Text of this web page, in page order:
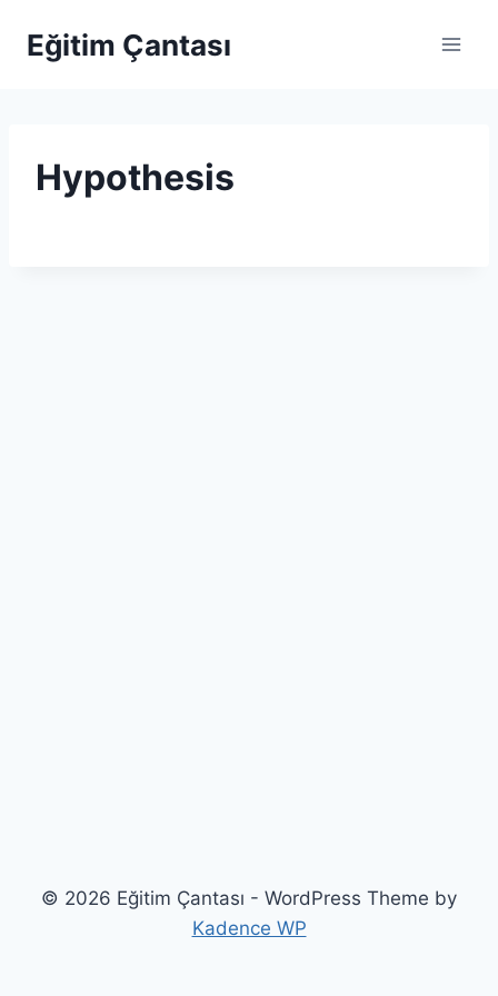
Eğitim Çantası
Hypothesis
© 2026 Eğitim Çantası - WordPress Theme by
Kadence WP